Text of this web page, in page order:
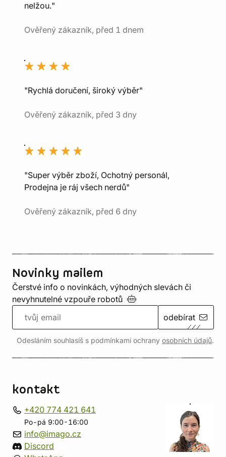
nelžou."
Ověřený zákazník, před 1 dnem
"Rychlá doručení, široký výběr"
Ověřený zákazník, před 3 dny
"Super výběr zboží, Ochotný personál,
Prodejna je ráj všech nerdů"
Ověřený zákazník, před 6 dny
Novinky mailem
Čerstvé info o novinkách, výhodných slevách či
nevyhnutelné vzpouře robotů
odebírat
Odesláním souhlasíš s podmínkami ochrany osobních údajů.
kontakt
+420 774 421 641
Po-pá 9:00-16:00
info@imago.cz
Discord